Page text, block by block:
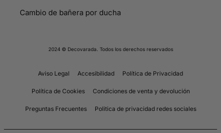
Cambio de bañera por ducha
Aviso Legal Accesibilidad Política de Privacidad
Política de Cookies Condiciones de venta y devolución
Preguntas Frecuentes Politica de privacidad redes sociales
2024 © Decovarada. Todos los derechos reservados